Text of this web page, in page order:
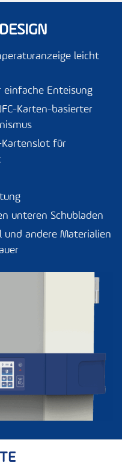
leicht
einfache Enteisung
Karten-basierter
Kartenslot für
unteren Schubladen
und andere Materialien